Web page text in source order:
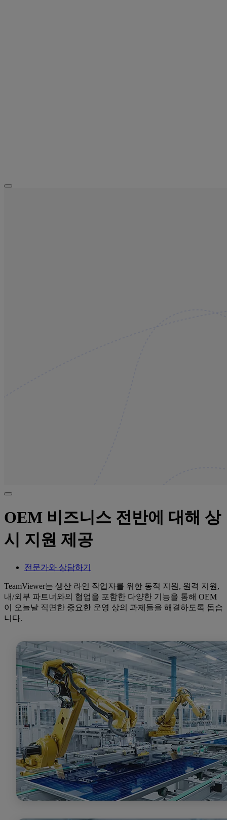
OEM 비즈니스 전반에 대해 상
시 지원 제공
전문가와 상담하기
TeamViewer는 생산 라인 작업자를 위한 동적 지원, 원격 지원,
내/외부 파트너와의 협업을 포함한 다양한 기능을 통해 OEM
이 오늘날 직면한 중요한 운영 상의 과제들을 해결하도록 돕습
니다.